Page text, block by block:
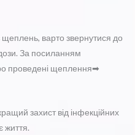
варто звернутися до
За посиланням
проведені щеплення➡
захист від інфекційних
життя.